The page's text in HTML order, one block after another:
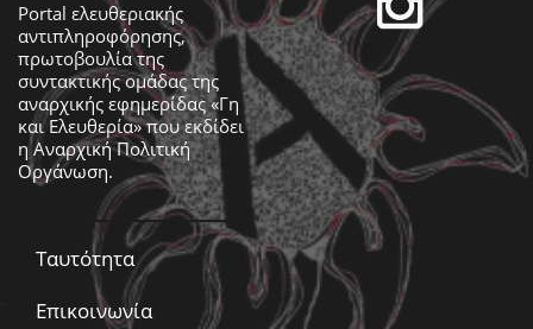
Portal ελευθεριακής
αντιπληροφόρησης,
πρωτοβουλία της
συντακτικής ομάδας της
αναρχικής εφημερίδας «Γη
και Ελευθερία» που εκδίδει
ηΑναρχική Πολιτική
Οργάνωση.
Ταυτότητα
Επικοινωνία